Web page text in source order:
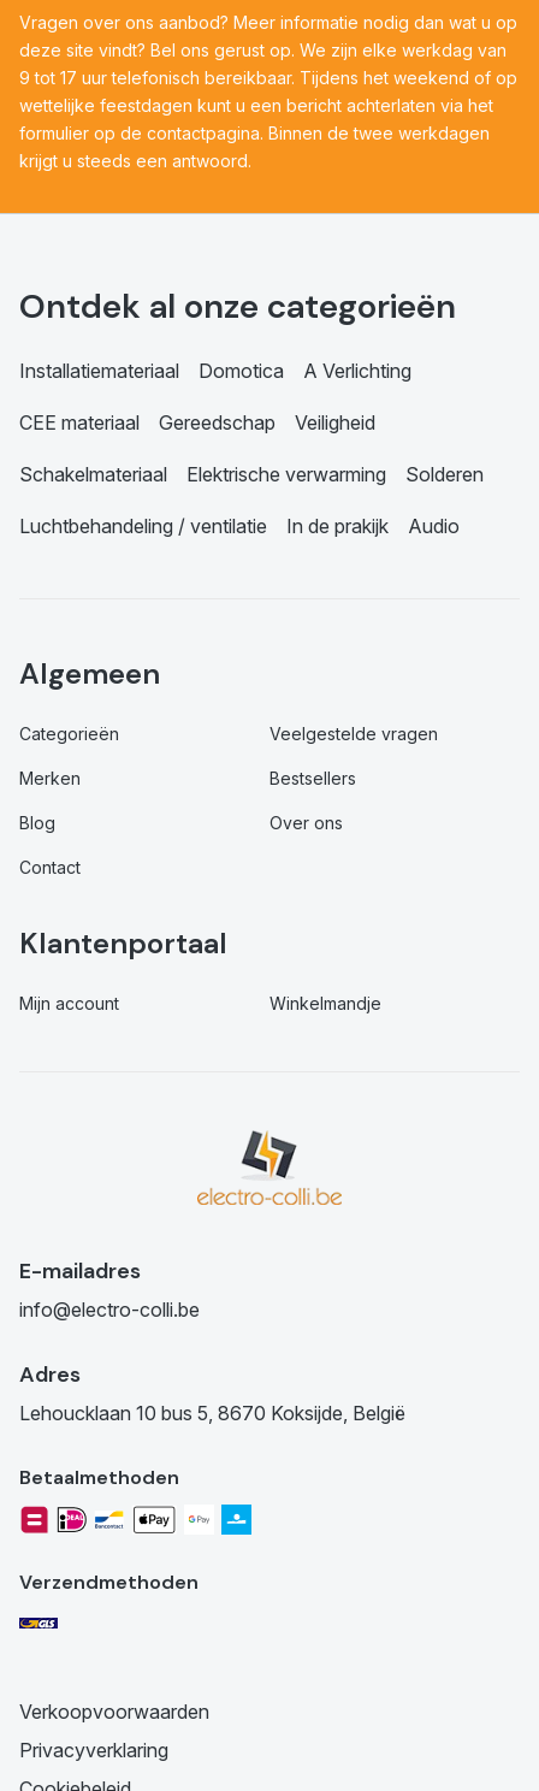
Vragen over ons aanbod? Meer informatie nodig dan wat u op
deze site vindt? Bel ons gerust op. We zijn elke werkdag van
9 tot 17 uur telefonisch bereikbaar. Tijdens het weekend of op
wettelijke feestdagen kunt u een bericht achterlaten via het
formulier op de contactpagina. Binnen de twee werkdagen
krijgt u steeds een antwoord.
Ontdek al onze categorieën
Installatiemateriaal Domotica A Verlichting
CEE materiaal Gereedschap Veiligheid
Schakelmateriaal Elektrische verwarming Solderen
Luchtbehandeling / ventilatie In de prakijk Audio
Algemeen
Categorieën Veelgestelde vragen
Merken Bestsellers
Blog Over ons
Contact
Klantenportaal
Mijn account Winkelmandje
E-mailadres
info@electro-colli.be
Adres
Lehoucklaan 10 bus 5, 8670 Koksijde, België
Betaalmethoden
Verzendmethoden
Verkoopvoorwaarden
Privacyverklaring